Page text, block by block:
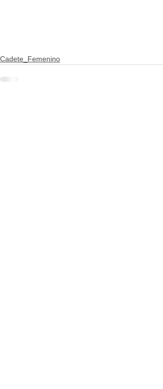
Cadete_Femenino